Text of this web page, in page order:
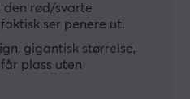
den rød/svarte
ser penere ut.
gigantisk størrelse,
plass uten